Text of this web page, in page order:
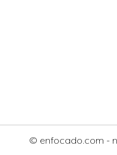
© enfocado.com -